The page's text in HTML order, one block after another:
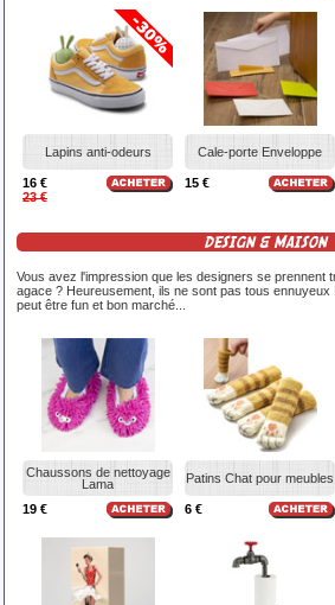
Lapins anti-odeurs
16 €
23 €
Cale-porte Enveloppe
15 €
DESIGN & MAISON
Vous avez l'impression que les designers se prennent
agace ? Heureusement, ils ne sont pas tous ennuyeux
peut être fun et bon marché...
Chaussons de nettoyage
Lama
19 €
Patins Chat pour meubles
6 €